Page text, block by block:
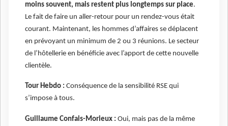
moins souvent, mais restent plus longtemps sur place.
Le fait de faire un aller-retour pour un rendez-vous était
courant. Maintenant, les hommes d’affaires se déplacent
en prévoyant un minimum de 2 ou 3 réunions. Le secteur
de l’hôtellerie en bénéficie avec l’apport de cette nouvelle
clientèle.
Tour Hebdo : Conséquence de la sensibilité RSE qui
s’impose à tous.
Guillaume Confais-Morieux : Oui, mais pas de la même